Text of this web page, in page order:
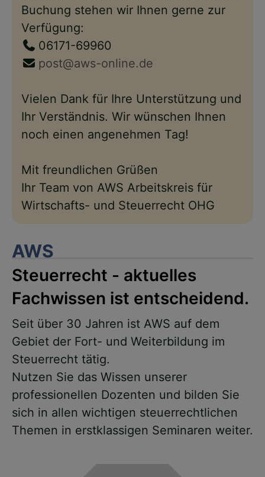
Buchung stehen wir Ihnen gerne zur
Verfügung:
06171-69960
post@aws-online.de
Vielen Dank für Ihre Unterstützung und
Ihr Verständnis. Wir wünschen Ihnen
noch einen angenehmen Tag!
Mit freundlichen Grüßen
Ihr Team von AWS Arbeitskreis für
Wirtschafts- und Steuerrecht OHG
AWS
Steuerrecht - aktuelles
Fachwissen ist entscheidend.
Seit über 30 Jahren ist AWS auf dem
Gebiet der Fort- und Weiterbildung im
Steuerrecht tätig.
Nutzen Sie das Wissen unserer
professionellen Dozenten und bilden Sie
sich in allen wichtigen steuerrechtlichen
Themen in erstklassigen Seminaren weiter.